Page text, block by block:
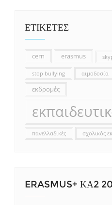
ΕΤΙΚΕΤΕΣ
cern erasmus
stop bullying αιμοδοσία
εκδρομές
πανελλαδικές σχολικός
ERASMUS+ ΚΑ2